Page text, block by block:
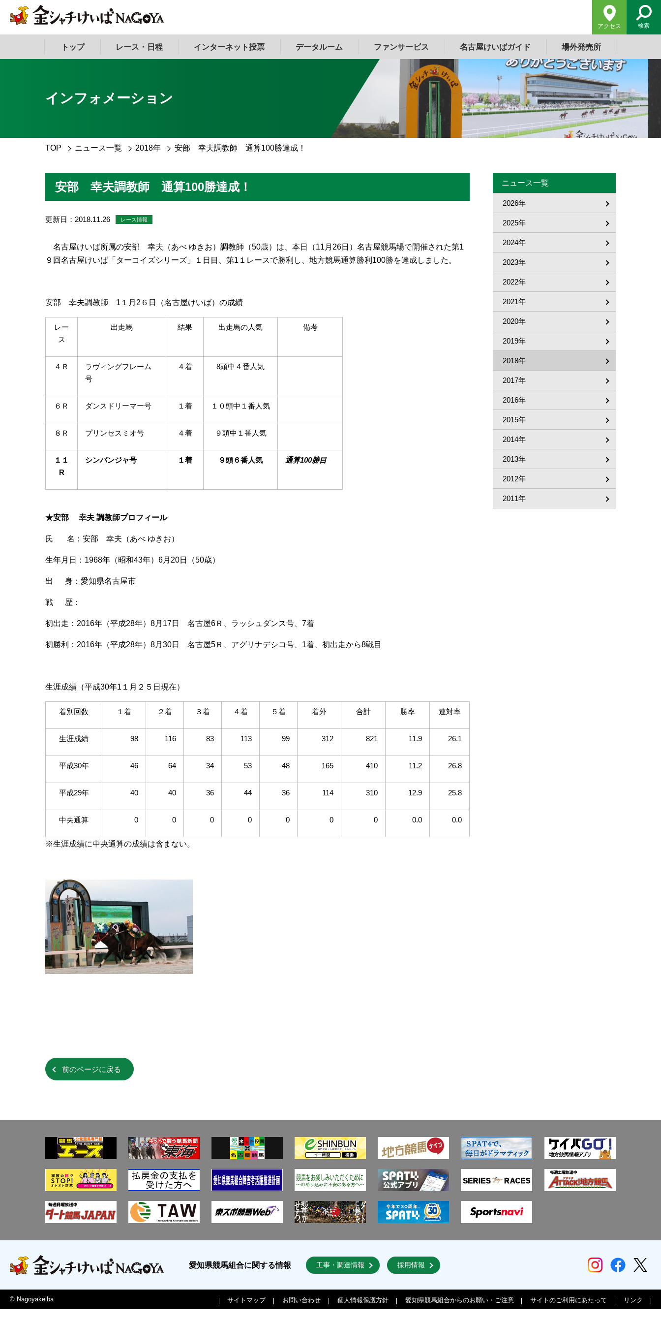
トップ レース・日程 インターネット投票 データルーム ファンサービス 名古屋けいばガイド 場外発売所
アクセス 検索
インフォメーション
TOP ニュース一覧 2018年 安部 幸夫調教師 通算100勝達成！
安部 幸夫調教師 通算100勝達成！
更新日：2018.11.26 レース情報
名古屋けいば所属の安部 幸夫（あべ ゆきお）調教師（50歳）は、本日（11月26日）名古屋競馬場で開催された第1
９回名古屋けいば「ターコイズシリーズ」１日目、第1１レースで勝利し、地方競馬通算勝利100勝を達成しました。
安部 幸夫調教師 1１月2６日（名古屋けいば）の成績
レー
ス
出走馬 結果 出走馬の人気 備考
４Ｒ
ラヴィングフレーム
号
４着 8頭中４番人気
６Ｒ ダンスドリーマー号 １着 １０頭中１番人気
８Ｒ プリンセスミオ号 ４着 ９頭中１番人気
１１
R
シンパンジャ号 １着 ９頭６番人気 通算100勝目
★安部 幸夫 調教師プロフィール
氏 名：安部 幸夫（あべ ゆきお）
生年月日：1968年（昭和43年）6月20日（50歳）
出 身：愛知県名古屋市
戦 歴：
初出走：2016年（平成28年）8月17日 名古屋6Ｒ、ラッシュダンス号、7着
初勝利：2016年（平成28年）8月30日 名古屋5Ｒ、アグリナデシコ号、1着、初出走から8戦目
生涯成績（平成30年1１月２５日現在）
着別回数 １着 ２着 ３着 ４着 ５着 着外 合計 勝率 連対率
生涯成績 98 116 83 113 99 312 821 11.9 26.1
平成30年 46 64 34 53 48 165 410 11.2 26.8
平成29年 40 40 36 44 36 114 310 12.9 25.8
中央通算 0 0 0 0 0 0 0 0.0 0.0
※生涯成績に中央通算の成績は含まない。
前のページに戻る
ニュース一覧
2026年
2025年
2024年
2023年
2022年
2021年
2020年
2019年
2018年
2017年
2016年
2015年
2014年
2013年
2012年
2011年
愛知県競馬組合に関する情報 工事・調達情報 採用情報
サイトマップ お問い合わせ 個人情報保護方針 愛知県競馬組合からのお願い・ご注意 サイトのご利用にあたって リンク
© Nagoyakeiba